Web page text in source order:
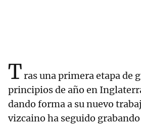
Tras una primera etapa de
principios de año en
dando forma a su nuevo
vizcaino ha seguido